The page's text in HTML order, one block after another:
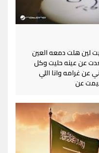
لين هلت دمعه العين
عن عينه حليت وكل
عن غرامه وانا اللي
عن